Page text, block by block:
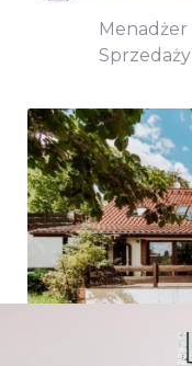
Menadżer
Sprzedaży